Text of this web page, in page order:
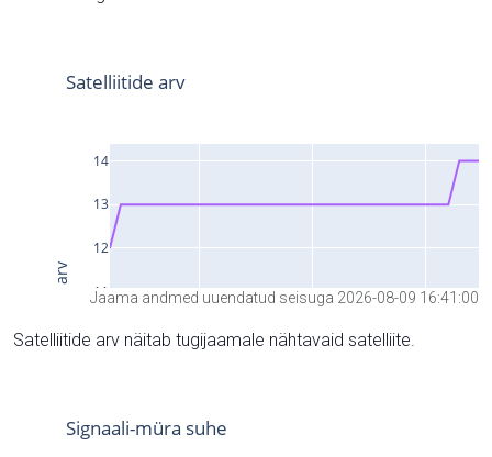
Jaama andmed uuendatud seisuga 2026-08-09 16:41:00
Satelliitide arv näitab tugijaamale nähtavaid satelliite.